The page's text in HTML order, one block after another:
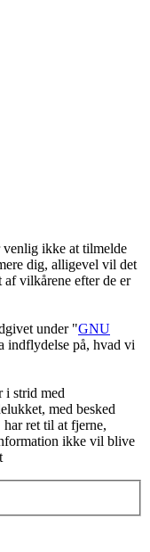
ikke at tilmelde
dig, alligevel vil det
vilkårene efter de er
under "GNU
indflydelse på, hvad vi
i strid med
med besked
ret til at fjerne,
ikke vil blive